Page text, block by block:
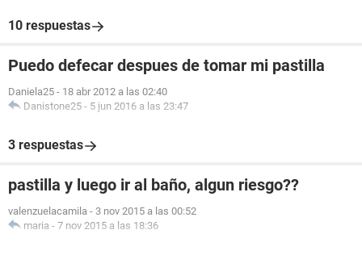
10 respuestas
Puedo defecar despues de tomar mi pastilla
Daniela25 - 18 abr 2012 a las 02:40
Danistone25 - 5 jun 2016 a las 23:47
3 respuestas
pastilla y luego ir al baño, algun riesgo??
valenzuelacamila - 3 nov 2015 a las 00:52
maria - 7 nov 2015 a las 18:36